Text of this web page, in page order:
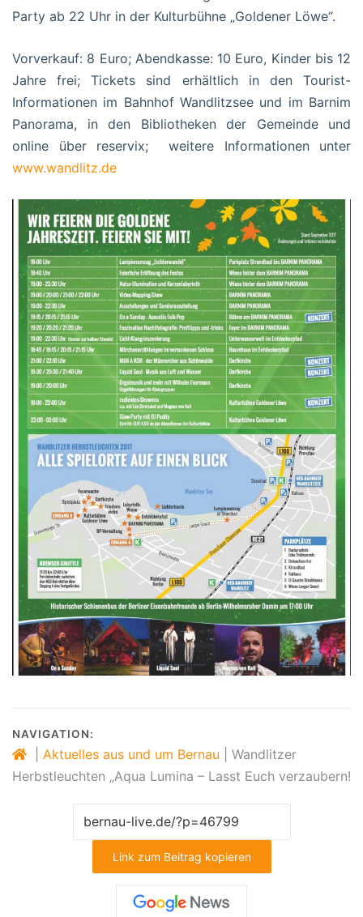
Party ab 22 Uhr in der Kulturbühne „Goldener Löwe“.
Vorverkauf: 8 Euro; Abendkasse: 10 Euro, Kinder bis 12
Jahre frei; Tickets sind erhältlich in den Tourist-
Informationen im Bahnhof Wandlitzsee und im Barnim
Panorama, in den Bibliotheken der Gemeinde und
online über reservix; weitere Informationen unter
www.wandlitz.de
NAVIGATION:
Aktuelles aus und um Bernau
Wandlitzer
Herbstleuchten „Aqua Lumina – Lasst Euch verzaubern!
Link zum Beitrag kopieren